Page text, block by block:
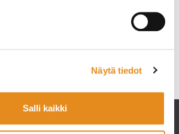
Näytä tiedot
Salli kaikki
saat klikkaamalla koulutusta!